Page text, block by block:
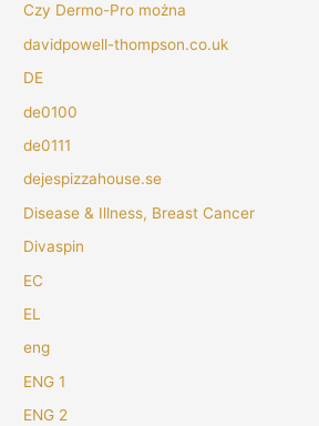
Czy Dermo-Pro można
davidpowell-thompson.co.uk
DE
de0100
de0111
dejespizzahouse.se
Disease & Illness, Breast Cancer
Divaspin
EC
EL
eng
ENG 1
ENG 2